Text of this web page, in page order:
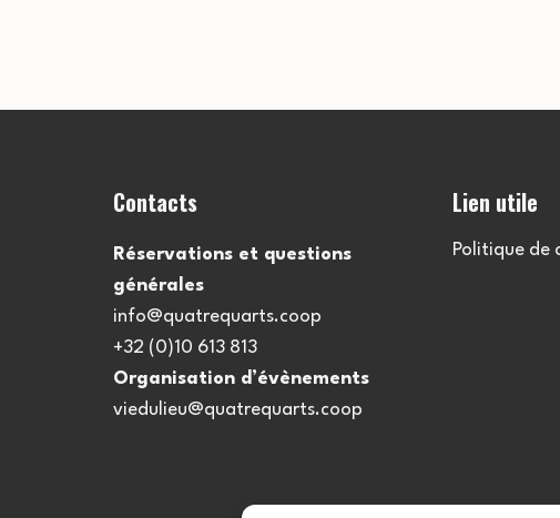
Contacts
Réservations et questions
générales
info@quatrequarts.coop
+32 (0)10 613 813
Organisation d’évènements
viedulieu@quatrequarts.coop
Lien utile
Politique de